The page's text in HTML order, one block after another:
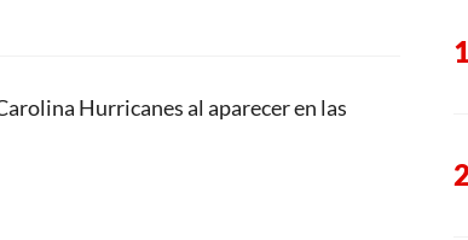
Hurricanes al aparecer en las